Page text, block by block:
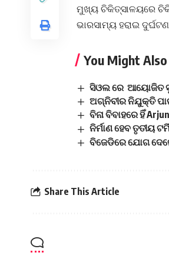
ମୁଖ୍ୟ ଚିକିତ୍ସାଳୟରେ
ଭାରସାମ୍ୟ ହରାଇ
You Might
ସିଓଲ ରେ ଆୟୋଜିତ
ଅଗ୍ନିବୀର ନିଯୁକ୍ତି
ବିନା ବିବାହରେ ହିଁ
ନିର୍ମାଣ ହେବ ତୃତୀୟ
ବିଜେଡିରେ ଯୋଗ
Share This Article